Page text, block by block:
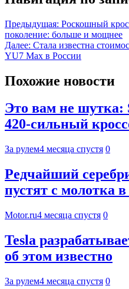
Предыдущая: Роскошный
поколение: больше и мощнее
Далее: Стала известна
YU7 Max в России
Похожие новости
Это вам не шутка:
420-сильный
За рулем4 месяца спустя 0
Редчайший
пустят с молотка
Motor.ru4 месяца спустя 0
Tesla
об этом известно
За рулем4 месяца спустя 0